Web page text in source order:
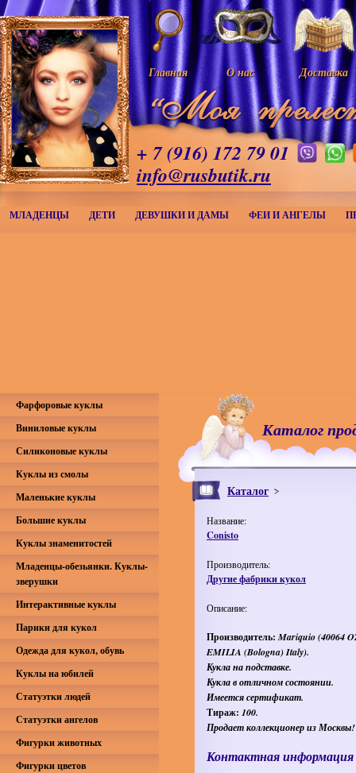
Главная О нас Доставка
+ 7 (916) 172 79 01
info@rusbutik.ru
МЛАДЕНЦЫ ДЕТИ ДЕВУШКИ И ДАМЫ ФЕИ И АНГЕЛЫ
Каталог
Каталог
Название:
Conisto
Производитель:
Другие фабрики кукол
Описание:
Производитель:Mariquio (40064
EMILIA (Bologna) Italy).
Кукла на подставке.
Кукла в отличном состоянии.
Имеется сертификат.
Тираж: 100.
Продает коллекционер из Москвы!
Контактная информация
Фарфоровые куклы
Виниловые куклы
Силиконовые куклы
Куклы из смолы
Маленькие куклы
Большие куклы
Куклы знаменитостей
Младенцы-обезьянки. Куклы-
зверушки
Интерактивные куклы
Парики для кукол
Одежда для кукол, обувь
Куклы на юбилей
Статуэтки людей
Статуэтки ангелов
Фигурки животных
Фигурки цветов